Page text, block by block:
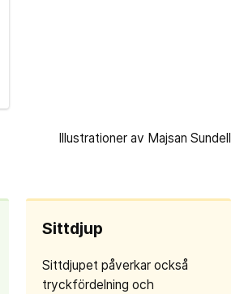
Illustrationer av Majsan Sundell
Sittdjup
Sittdjupet påverkar också
tryckfördelning och